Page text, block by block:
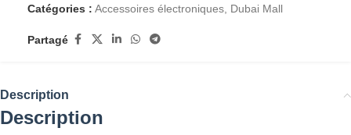
Catégories : Accessoires électroniques Dubai Mall
Partagé
Description
Description